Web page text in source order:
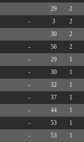
29
2
- 3
2
30
2
- 56
2
- 29
1
- 30
1
- 32
1
- 37
1
- 44
1
- 53
1
- 53
1